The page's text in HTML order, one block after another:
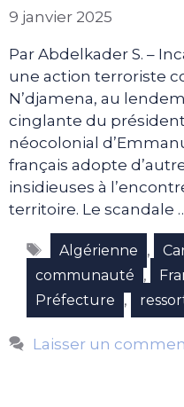
9 janvier 2025
Par Abdelkader S. –
une action terroriste
N’djamena, au
cinglante du
néocolonial
français adopte
insidieuses à
territoire. Le scandale
Étiquettes
Algérienne ,
communauté ,
Préfecture ,
Laisser un